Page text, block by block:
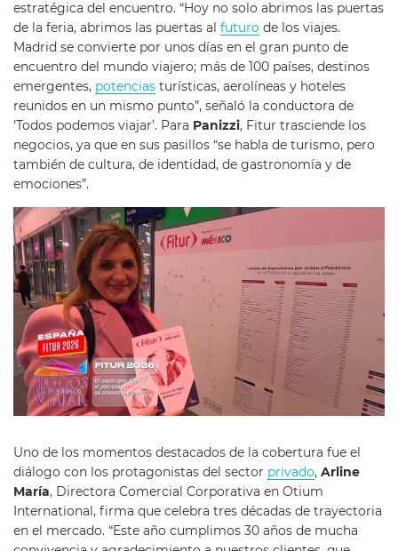
estratégica del encuentro. “Hoy no solo abrimos las puertas
de la feria, abrimos las puertas al futuro de los viajes.
Madrid se convierte por unos días en el gran punto de
encuentro del mundo viajero; más de 100 países, destinos
emergentes, potencias turísticas, aerolíneas y hoteles
reunidos en un mismo punto”, señaló la conductora de
‘Todos podemos viajar’. Para Panizzi, Fitur trasciende los
negocios, ya que en sus pasillos “se habla de turismo, pero
también de cultura, de identidad, de gastronomía y de
emociones”.
Uno de los momentos destacados de la cobertura fue el
diálogo con los protagonistas del sector privado, Arline
María, Directora Comercial Corporativa en Otium
International, firma que celebra tres décadas de trayectoria
en el mercado. “Este año cumplimos 30 años de mucha